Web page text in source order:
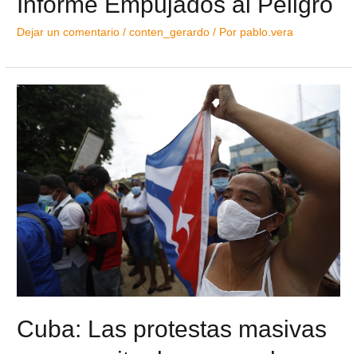
Dejar un comentario /conten_gerardo / Por pablo.vera
Cuba: Las protestas masivas